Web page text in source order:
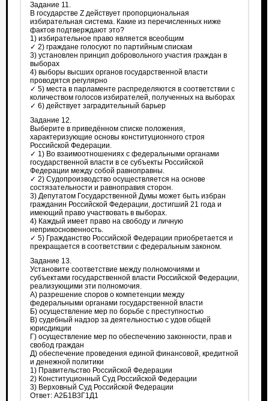
Задание 11.
В государстве Z действует пропорциональная
избирательная система. Какие из перечисленных ниже
фактов подтверждают это?
1) избирательное право является всеобщим
✓ 2) граждане голосуют по партийным спискам
3) установлен принцип добровольного участия граждан в
выборах
4) выборы высших органов государственной власти
проводятся регулярно
✓ 5) места в парламенте распределяются в соответствии с
количеством голосов избирателей, полученных на выборах
✓ 6) действует заградительный барьер
Задание 12.
Выберите в приведённом списке положения,
характеризующие основы конституционного строя
Российской Федерации.
✓ 1) Во взаимоотношениях с федеральными органами
государственной власти в се субъекты Российской
Федерации между собой равноправны.
✓ 2) Судопроизводство осуществляется на основе
состязательности и равноправия сторон.
3) Депутатом Государственной Думы может быть избран
гражданин Российской Федерации, достигший 21 года и
имеющий право участвовать в выборах.
4) Каждый имеет право на свободу и личную
неприкосновенность.
✓ 5) Гражданство Российской Федерации приобретается и
прекращается в соответствии с федеральным законом.
Задание 13.
Установите соответствие между полномочиями и
субъектами государственной власти Российской Федерации,
реализующими эти полномочия.
А) разрешение споров о компетенции между
федеральными органами государственной власти
Б) осуществление мер по борьбе с преступностью
В) судебный надзор за деятельностью с удов общей
юрисдикции
Г) осуществление мер по обеспечению законности, прав и
свобод граждан
Д) обеспечение проведения единой финансовой, кредитной
и денежной политики
1) Правительство Российской Федерации
2) Конституционный Суд Российской Федерации
3) Верховный Суд Российской Федерации
Ответ: А2Б1В3Г1Д1